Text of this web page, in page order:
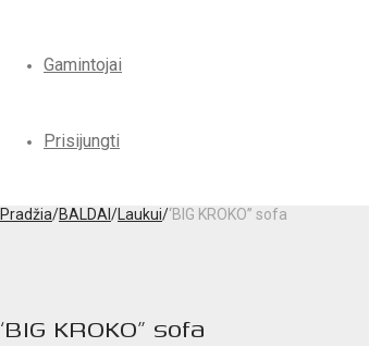
Gamintojai
Prisijungti
Pradžia/BALDAI / Laukui/‘BIG KROKO” sofa
‘BIG KROKO” sofa